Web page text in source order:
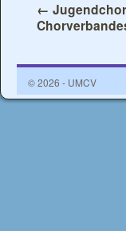
←
© 2026 - UMCV